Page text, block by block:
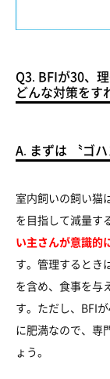
Q3. BFIが30、
どんな対策をす
A. まずは 〝ゴ
室内飼いの飼い猫
を目指して減量す
い主さんが意識的
す。管理するとき
を含め、食事を与
す。ただし、BFI
に肥満なので、専
ょう。